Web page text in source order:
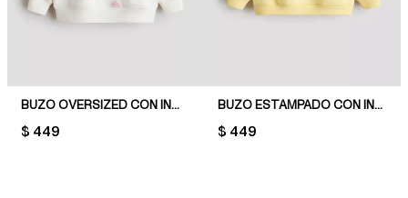
BUZO OVERSIZED CON INTERIOR CEPILLADO
PRICE:
$ 449
BUZO ESTAMPADO CON INTERIOR CEPILLADO
PRICE:
$ 449